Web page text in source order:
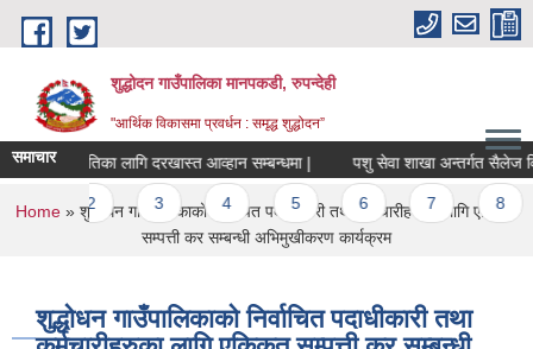
Skip to main content
शुद्धोदन गाउँपालिका मानपकडी, रुपन्देही
"आर्थिक विकासमा प्रवर्धन : समृद्ध शुद्धोदन”
समाचार
सहमतिका लागि दरखास्त आव्हान सम्बन्धमा | पशु सेवा शाखा अन्तर्गत सैलेज वितरण
3 4 5 6 7 8
You are here
Home » शुद्धोधन गाउँपालिकाको निर्वाचित पदाधीकारी तथा कर्मचारीहरुका लागि एकिकृत
सम्पत्ती कर सम्बन्धी अभिमुखीकरण कार्यक्रम
शुद्धोधन गाउँपालिकाको निर्वाचित पदाधीकारी तथा